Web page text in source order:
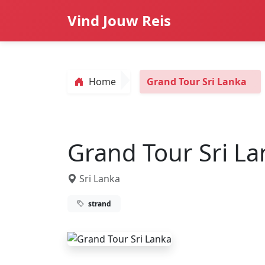
Vind Jouw Reis
Home Grand Tour Sri Lanka
Grand Tour Sri
Sri Lanka
strand